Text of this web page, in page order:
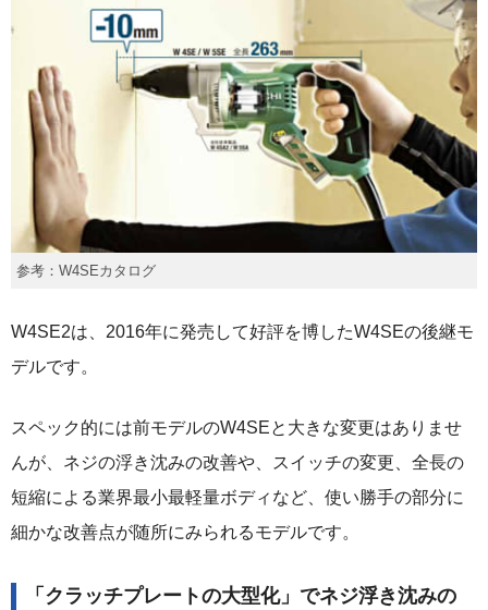
参考：W4SEカタログ
W4SE2は、2016年に発売して好評を博したW4SEの後継モ
デルです。
スペック的には前モデルのW4SEと大きな変更はありませ
んが、ネジの浮き沈みの改善や、スイッチの変更、全長の
短縮による業界最小最軽量ボディなど、使い勝手の部分に
細かな改善点が随所にみられるモデルです。
「クラッチプレートの大型化」でネジ浮き沈みの